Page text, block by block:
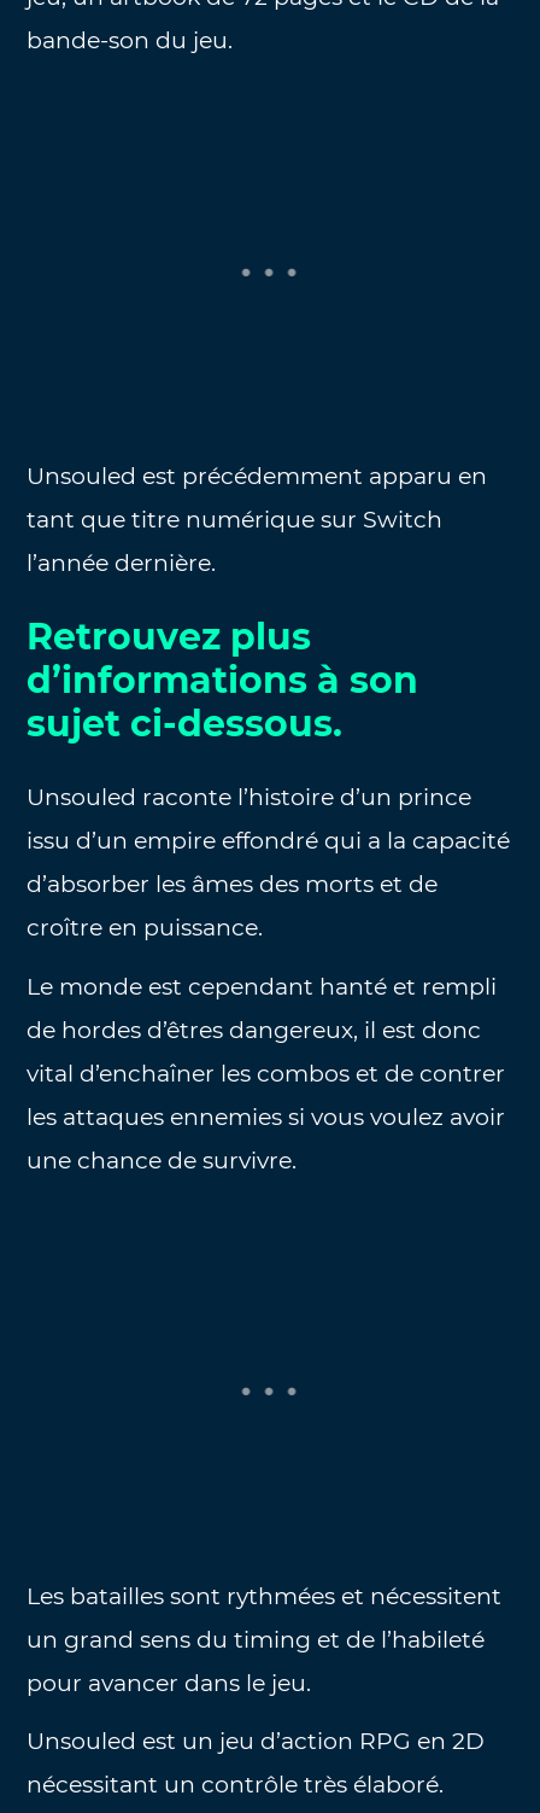
bande-son du jeu.
Unsouled est précédemment apparu en
tant que titre numérique sur Switch
l’année dernière.
Retrouvez plus
d’informations à son
sujet ci-dessous.
Unsouled raconte l’histoire d’un prince
issu d’un empire effondré qui a la capacité
d’absorber les âmes des morts et de
croître en puissance.
Le monde est cependant hanté et rempli
de hordes d’êtres dangereux, il est donc
vital d’enchaîner les combos et de contrer
les attaques ennemies si vous voulez avoir
une chance de survivre.
Les batailles sont rythmées et nécessitent
un grand sens du timing et de l’habileté
pour avancer dans le jeu.
Unsouled est un jeu d’action RPG en 2D
nécessitant un contrôle très élaboré.